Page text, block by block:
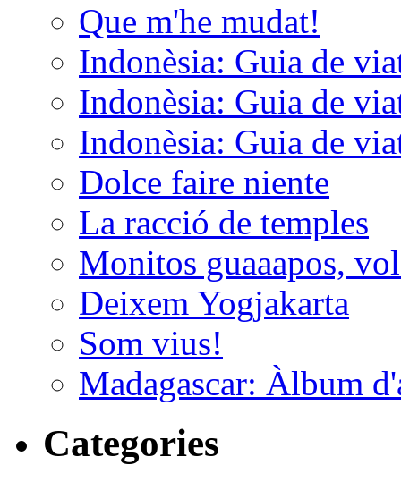
Que m'he mudat!
Indonèsia: Guia de
Indonèsia: Guia de
Indonèsia: Guia de
Dolce faire niente
La racció de temples
Monitos guaaapos,
Deixem Yogjakarta
Som vius!
Madagascar: Àlbum
Categories